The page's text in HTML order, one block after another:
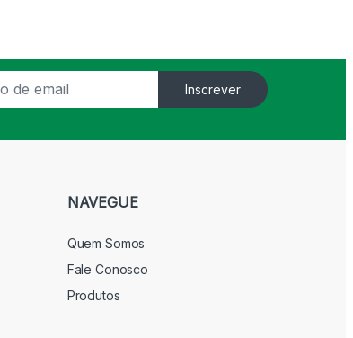
Inscrever
NAVEGUE
Quem Somos
Fale Conosco
Produtos